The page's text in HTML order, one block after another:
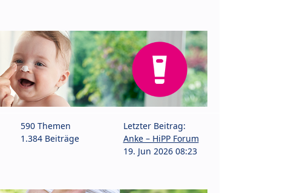
590 Themen
1.384 Beiträge
Letzter Beitrag:
Anke – HiPP Forum
19. Jun 2026 08:23